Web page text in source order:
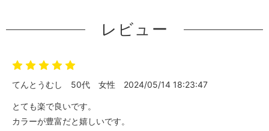
レビュー
てんとうむし 50代 女性 2024/05/14 18:23:47
とても楽で良いです。
カラーが豊富だと嬉しいです。